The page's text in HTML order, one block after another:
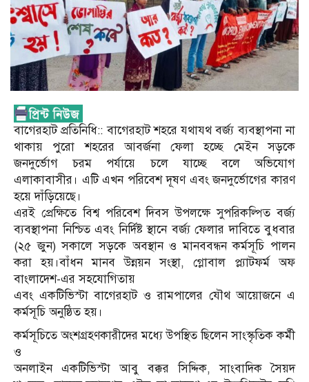
বাগেরহাট প্রতিনিধি:: বাগেরহাট শহরে যথাযথ বর্জ্য ব্যবস্থাপনা না
থাকায় পুরো শহরের আবর্জনা ফেলা হচ্ছে মেইন সড়কে
জনদুর্ভোগ চরম পর্যায়ে চলে যাচ্ছে বলে অভিযোগ
এলাকাবাসীর। এটি এখন পরিবেশ দূষণ এবং জনদুর্ভোগের কারণ
হয়ে দাঁড়িয়েছে।
এরই প্রেক্ষিতে বিশ্ব পরিবেশ দিবস উপলক্ষে সুপরিকল্পিত বর্জ্য
ব্যবস্থাপনা নিশ্চিত এবং নির্দিষ্ট স্থানে বর্জ্য ফেলার দাবিতে বুধবার
(২৫ জুন) সকালে সড়কে অবস্থান ও মানববন্ধন কর্মসূচি পালন
করা হয়।বাঁধন মানব উন্নয়ন সংস্থা, গ্লোবাল প্ল্যাটফর্ম অফ
বাংলাদেশ-এর সহযোগিতায়
এবং একটিভিস্টা বাগেরহাট ও রামপালের যৌথ আয়োজনে এ
কর্মসূচি অনুষ্ঠিত হয়।
কর্মসূচিতে অংশগ্রহণকারীদের মধ্যে উপস্থিত ছিলেন সাংস্কৃতিক কর্মী
ও
অনলাইন একটিভিস্টা আবু বক্কর সিদ্দিক, সাংবাদিক সৈয়দ